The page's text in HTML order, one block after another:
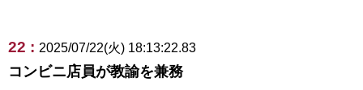
22 : 2025/07/22(火) 18:13:22.83
コンビニ店員が教諭を兼務